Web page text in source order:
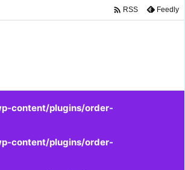
content/plugins/order-
content/plugins/order-
 RSS Feedly